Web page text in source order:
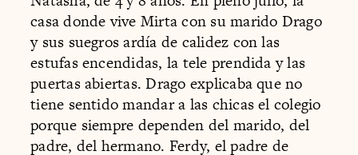
casa donde vive Mirta con su marido Drago
y sus suegros ardía de calidez con las
estufas encendidas, la tele prendida y las
puertas abiertas. Drago explicaba que no
tiene sentido mandar a las chicas el colegio
porque siempre dependen del marido, del
padre, del hermano. Ferdy, el padre de